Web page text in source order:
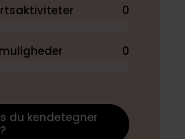
0
0
du kendetegner